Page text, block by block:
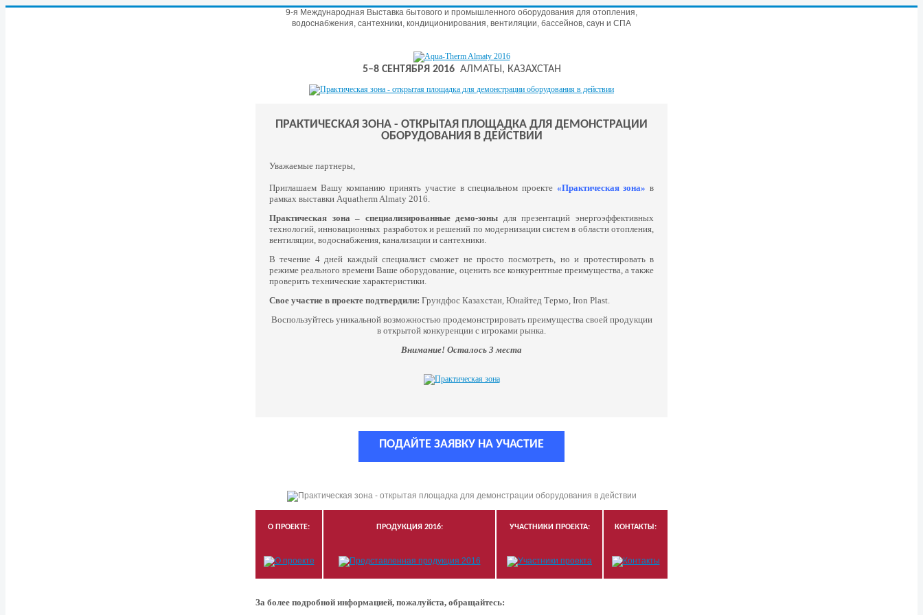
9-я Международная Выставка бытового и промышленного оборудования для отопления,
водоснабжения, сантехники, кондиционирования, вентиляции, бассейнов, саун и СПА
5–8 СЕНТЯБРЯ 2016АЛМАТЫ, КАЗАХСТАН
ПРАКТИЧЕСКАЯ ЗОНА - ОТКРЫТАЯ ПЛОЩАДКА ДЛЯ ДЕМОНСТРАЦИИ
ОБОРУДОВАНИЯ В ДЕЙСТВИИ
Уважаемые партнеры,
Приглашаем Вашу компанию принять участие в специальном проекте «Практическая зона»в
рамках выставки Aquatherm Almaty 2016.
Практическая зона – специализированные демо-зоны для презентаций энергоэффективных
технологий, инновационных разработок и решений по модернизации систем в области отопления,
вентиляции, водоснабжения, канализации и сантехники.
В течение 4 дней каждый специалист сможет не просто посмотреть, но и протестировать в
режиме реального времени Ваше оборудование, оценить все конкурентные преимущества, а также
проверить технические характеристики.
Свое участие в проекте подтвердили: Грундфос Казахстан, Юнайтед Термо, Iron Plast.
Воспользуйтесь уникальной возможностью продемонстрировать преимущества своей продукции
в открытой конкуренции с игроками рынка.
Внимание! Осталось 3 места
ПОДАЙТЕ ЗАЯВКУ НА УЧАСТИЕ
О ПРОЕКТЕ: ПРОДУКЦИЯ 2016: УЧАСТНИКИ ПРОЕКТА: КОНТАКТЫ:
За более подробной информацией, пожалуйста, обращайтесь: